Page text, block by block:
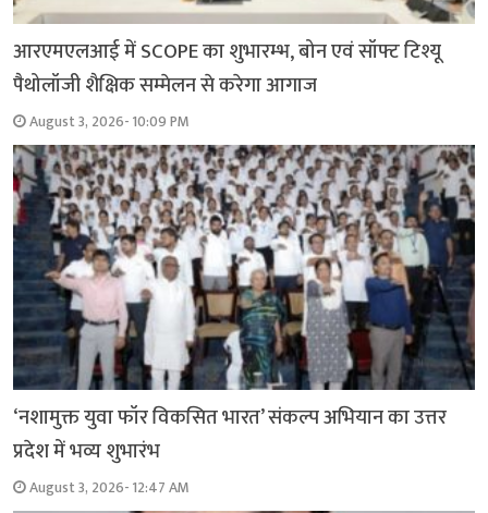
आरएमएलआई में SCOPE का शुभारम्भ, बोन एवं सॉफ्ट टिश्यू
पैथोलॉजी शैक्षिक सम्मेलन से करेगा आगाज
August 3, 2026- 10:09 PM
‘नशामुक्त युवा फॉर विकसित भारत’ संकल्प अभियान का उत्तर
प्रदेश में भव्य शुभारंभ
August 3, 2026- 12:47 AM